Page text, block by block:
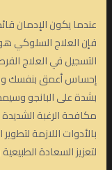
عندما يكون الإدمان
فإن العلاج السلوكي
التسجيل في العلاج
إحساس أعمق بنفسك
بشدة على البانجو
مكافحة الرغبة
بالأدوات اللازمة
لتعزيز السعادة